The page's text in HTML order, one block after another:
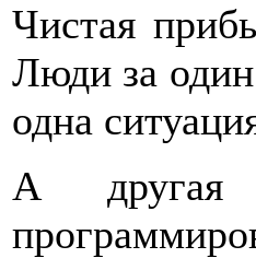
Чистая
Люди за
одна
А другая